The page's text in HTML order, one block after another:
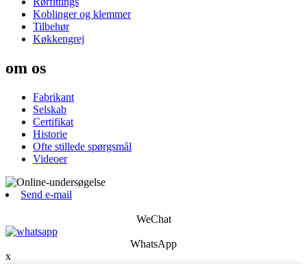
Koblinger og klemmer
Tilbehør
Køkkengrej
om os
Fabrikant
Selskab
Certifikat
Historie
Ofte stillede spørgsmål
Videoer
Send e-mail
WeChat
WhatsApp
x